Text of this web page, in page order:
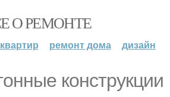
О РЕМОНТЕ
ремонт дома дизайн
конструкции